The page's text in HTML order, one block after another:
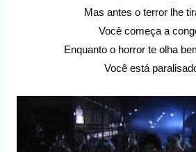
Mas antes o terror lhe
Você começa a
Enquanto o horror te olha
Você está